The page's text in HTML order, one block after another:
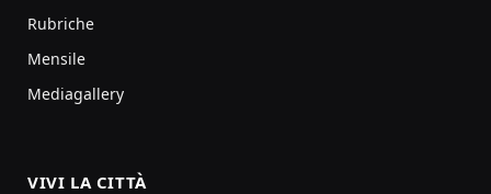
Rubriche
Mensile
Mediagallery
VIVI LA CITTÀ